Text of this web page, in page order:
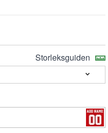
Storleksguiden